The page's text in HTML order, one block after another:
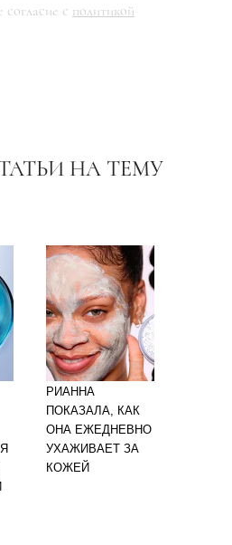
с политикой
НА ТЕМУ
РИАННА
ПОКАЗАЛА, КАК
ОНА ЕЖЕДНЕВНО
УХАЖИВАЕТ ЗА
КОЖЕЙ